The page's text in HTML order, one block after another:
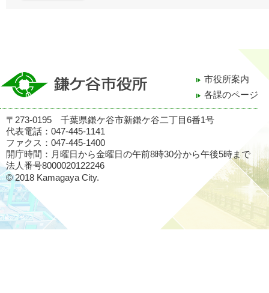
市役所案内
各課のページ
〒273-0195 千葉県鎌ケ谷市新鎌ケ谷二丁目6番1号
代表電話：047-445-1141
ファクス：047-445-1400
開庁時間：月曜日から金曜日の午前8時30分から午後5時まで
法人番号8000020122246
© 2018 Kamagaya City.